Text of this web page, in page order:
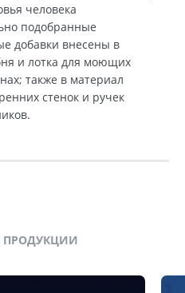
человека
подобранные
добавки внесены в
и лотка для моющих
также в материал
стенок и ручек
ПРОДУКЦИИ